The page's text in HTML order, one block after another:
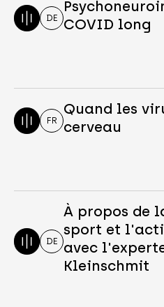
DE
COVID long
FR
Quand les
cerveau
DE
À propos de
sport et
avec
Kleinschmit